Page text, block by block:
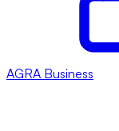
AGRA Business